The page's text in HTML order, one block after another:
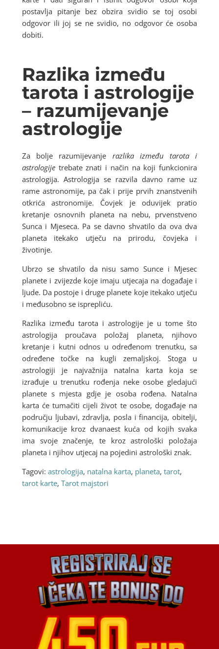
postavlja pitanje bez obzira svidio se toj osobi
odgovor ili joj se ne svidio, no odgovor će osoba
dobiti.
Razlika između
tarota i astrologije
– razumijevanje
astrologije
Za bolje razumijevanje razlika između tarota i
astrologijetrebate znati i način na koji funkcionira
astrologija. Astrologija se razvila davno rame uz
rame astronomije, pa čak i prije prvih znanstvenih
otkrića astronomije. Čovjek je oduvijek pratio
kretanje osnovnih planeta na nebu, prvenstveno
Sunca i Mjeseca. Pa se davno shvatilo da ova dva
planeta itekako utječu na prirodu, čovjeka i
životinje.
Ubrzo se shvatilo da nisu samo Sunce i Mjesec
planete i zvijezde koje imaju utjecaja na događaje i
ljude. Da postoje i druge planete koje itekako utječu
i međusobno se isprepliću.
Razlika između tarota i astrologije je u tome što
astrologija proučava položaj planeta, njihovo
kretanje i kutni odnos u određenom trenutku, sa
određene točke na kugli zemaljskoj. Stoga u
astrologiji je najvažnija natalna karta koja se
izrađuje u trenutku rođenja neke osobe gledajući
planete s mjesta gdje je osoba rođena. Natalna
karta će tumačiti cijeli život te osobe, događaje na
području ljubavi, zdravlja, posla i financija, obitelji,
komunikacije kroz dvanaest kuća od kojih svaka
ima svoje značenje, te kroz astrološki položaja
planeta i njihov utjecaj na pojedini astrološki znak.
Tagovi: astrologija, natalna karta, planeta, tarot,
tarot karte, Tarot majstori